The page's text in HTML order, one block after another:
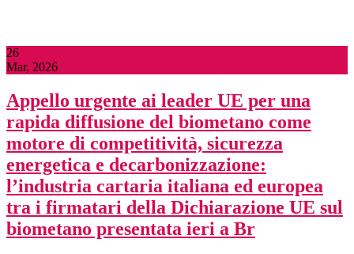
26
Mar, 2026
Appello urgente ai leader UE per una
rapida diffusione del biometano come
motore di competitività, sicurezza
energetica e decarbonizzazione:
l’industria cartaria italiana ed europea
tra i firmatari della Dichiarazione UE sul
biometano presentata ieri a Br